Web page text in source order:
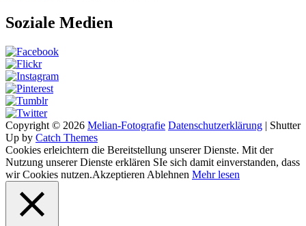
Soziale Medien
Copyright © 2026 Melian-Fotografie Datenschutzerklärung | Shutter
Up by Catch Themes
Cookies erleichtern die Bereitstellung unserer Dienste. Mit der
Nutzung unserer Dienste erklären SIe sich damit einverstanden, dass
wir Cookies nutzen.Akzeptieren Ablehnen Mehr lesen